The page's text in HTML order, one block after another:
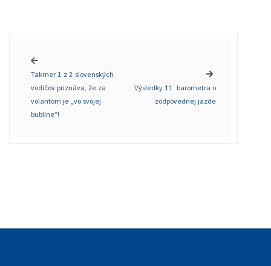
Takmer 1 z 2 slovenských
vodičov priznáva, že za
volantom je „vo svojej
bubline“!
Výsledky 11. barometra o
zodpovednej jazde